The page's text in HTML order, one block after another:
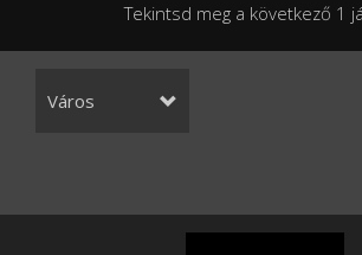
Tekintsd meg a következő 1
Város